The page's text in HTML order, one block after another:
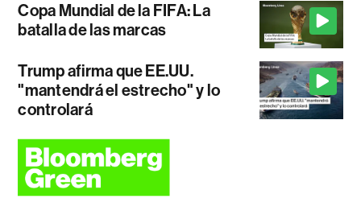
Copa Mundial de la FIFA: La
batalla de las marcas
Trump afirma que EE.UU.
"mantendrá el estrecho" y lo
controlará